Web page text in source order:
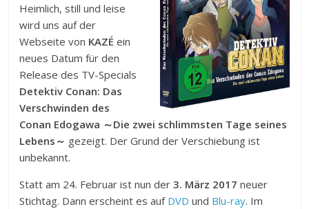
Heimlich, still und leise
wird uns auf der
Webseite von KAZÉ ein
neues Datum für den
Release des TV-Specials
Detektiv Conan: Das
Verschwinden des
Conan Edogawa ～Die zwei schlimmsten Tage seines
Lebens～ gezeigt. Der Grund der Verschiebung ist
unbekannt.
Statt am 24. Februar ist nun der3. März 2017 neuer
Stichtag. Dann erscheint es auf DVD und Blu-ray. Im